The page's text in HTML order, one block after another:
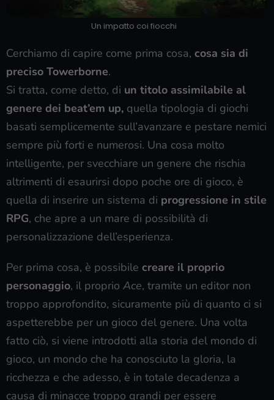
Un impatto coi fiocchi
Cerchiamo di capire come prima cosa, cosa sia di
preciso Towerborne.
Si tratta, come detto, di un titolo assimilabile al
genere dei beat’em up, quella tipologia di giochi
basati semplicemente sull’avanzare e pestare nemici
sempre più forti e numerosi. Una cosa molto
intelligente, per svecchiare un genere che rischia
altrimenti di esaurirsi dopo poche ore di gioco, è
quella di inserire un sistema di progressione in stile
RPG, che apre a un mare di possibilità di
personalizzazione dell’esperienza.
Per prima cosa, è possibile creare il proprio
personaggio, il proprio Ace, tramite un editor non
troppo approfondito, sicuramente più di quanto ci si
aspetterebbe per un gioco del genere. Una volta
fatto ciò, si viene introdotti alla storia del mondo di
gioco, un mondo che ha conosciuto la gloria, la
ricchezza e che adesso, è in totale decadenza a
causa di minacce troppo grandi per essere